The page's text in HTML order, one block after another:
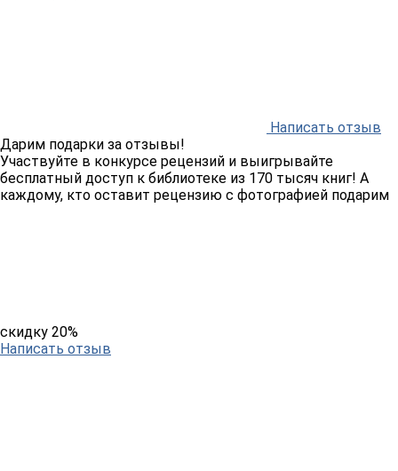
Написать отзыв
Дарим подарки за отзывы!
Участвуйте в конкурсе рецензий и выигрывайте
бесплатный доступ к библиотеке из 170 тысяч книг! А
каждому, кто оставит рецензию с фотографией подарим
скидку 20%
Написать отзыв